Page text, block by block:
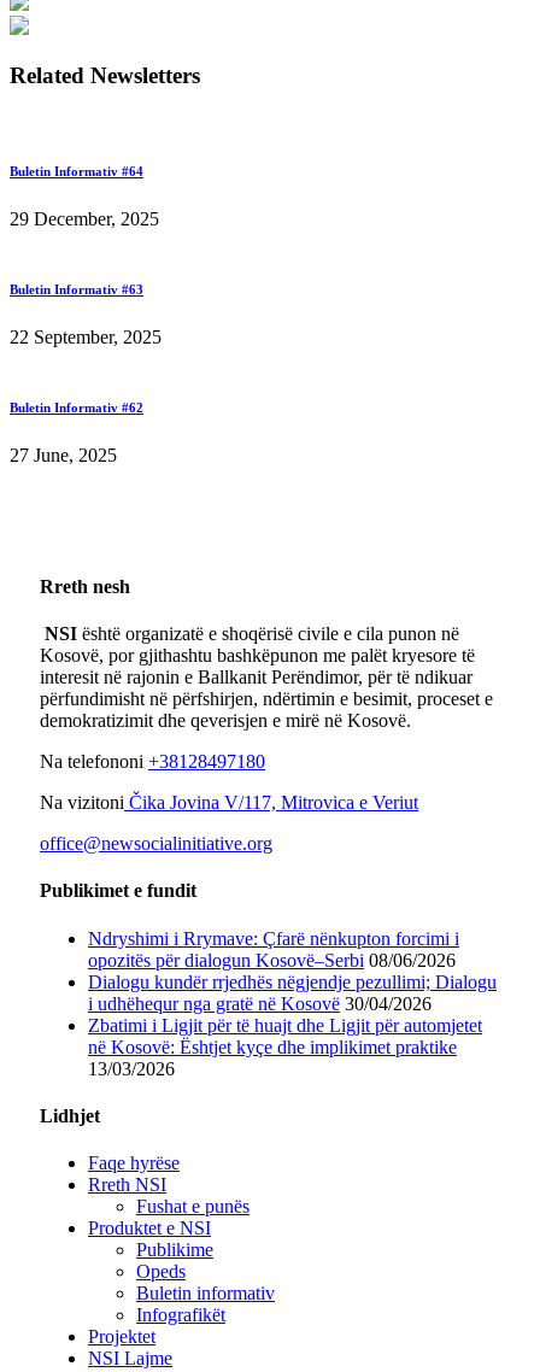
Related Newsletters
Buletin Informativ #64
29 December, 2025
Buletin Informativ #63
22 September, 2025
Buletin Informativ #62
27 June, 2025
Rreth nesh
NSI është organizatë e shoqërisë civile e cila punon në
Kosovë, por gjithashtu bashkëpunon me palët kryesore të
interesit në rajonin e Ballkanit Perëndimor, për të ndikuar
përfundimisht në përfshirjen, ndërtimin e besimit, proceset e
demokratizimit dhe qeverisjen e mirë në Kosovë.
Na telefononi +38128497180
Na vizitoni Čika Jovina V/117, Mitrovica e Veriut
office@newsocialinitiative.org
Publikimet e fundit
Ndryshimi i Rrymave: Çfarë nënkupton forcimi i
opozitës për dialogun Kosovë–Serbi 08/06/2026
Dialogu kundër rrjedhës nëgjendje pezullimi; Dialogu
i udhëhequr nga gratë në Kosovë 30/04/2026
Zbatimi i Ligjit për të huajt dhe Ligjit për automjetet
në Kosovë: Ështjet kyçe dhe implikimet praktike
13/03/2026
Lidhjet
Faqe hyrëse
Rreth NSI
Fushat e punës
Produktet e NSI
Publikime
Opeds
Buletin informativ
Infografikët
Projektet
NSI Lajme